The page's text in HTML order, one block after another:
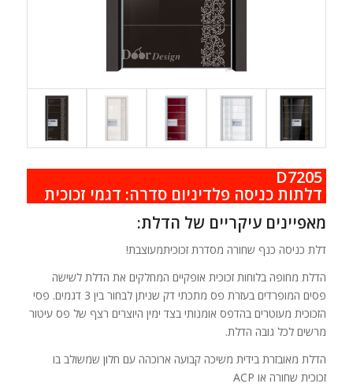
.דלתות כניסה פלדיניום סדרה: דגמי זכוכית
מאפיינים עיקריים של הדלת:
דלת כניסה כנף שחורה מסדרת זכוכיתמעוצבת!
הדלת מחופה בלוחות זכוכית אופקיים המחלקים את הדלת לשישה
פסים המופרדים בעזרת פס מתכתי דק שניתן לבחור בין 3 דגמים. פסי
הזכוכית מעוטרים בהדפס אומנותי בצד ימין היוצרים רצף של פס עיטור
מרשים לכל גובה הדלת.
הדלת מאובזרת בידית משיכה קבועה ארוכהה עם חלון שמשולב בו
זכוכית שחורה או ACP